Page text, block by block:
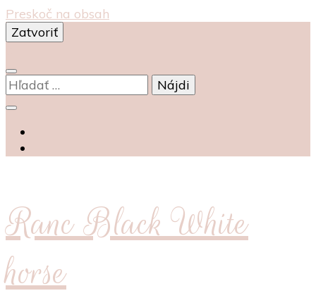
Preskoč na obsah
Zatvoriť
Hľadať:
Ranc Black White
horse